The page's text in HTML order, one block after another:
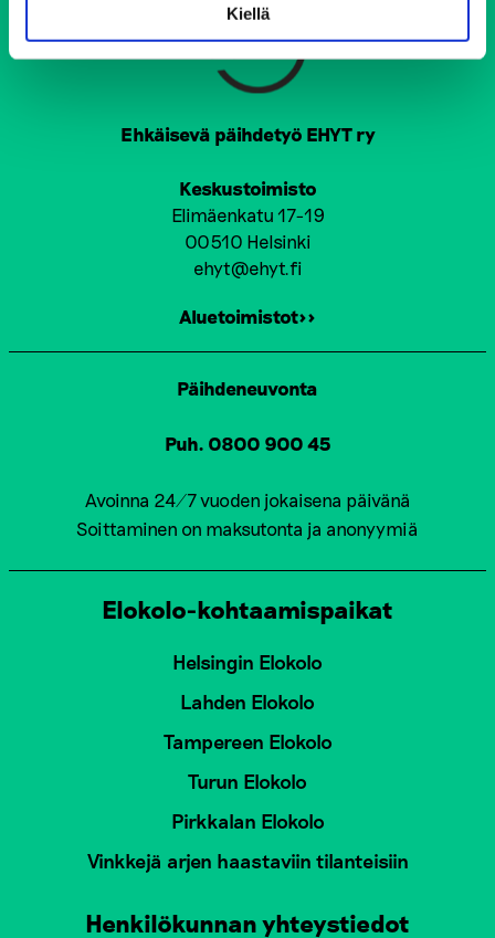
Kiellä
Ehkäisevä päihdetyö EHYT ry
Keskustoimisto
Elimäenkatu 17-19
00510 Helsinki
ehyt@ehyt.fi
Aluetoimistot>>
Päihdeneuvonta
Puh. 0800 900 45
Avoinna 24/7 vuoden jokaisena päivänä
Soittaminen on maksutonta ja anonyymiä
Elokolo-kohtaamispaikat
Helsingin Elokolo
Lahden Elokolo
Tampereen Elokolo
Turun Elokolo
Pirkkalan Elokolo
Vinkkejä arjen haastaviin tilanteisiin
Henkilökunnan yhteystiedot